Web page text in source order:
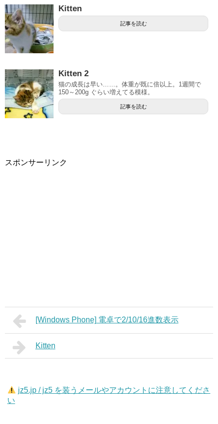
Kitten
記事を読む
Kitten 2
猫の成長は早い……。体重が既に倍以上。1週間で
150～200g ぐらい増えてる模様。
記事を読む
スポンサーリンク
[Windows Phone] 電卓で2/10/16進数表示
Kitten
jz5.jp / jz5 を装うメールやアカウントに注意してくださ
い